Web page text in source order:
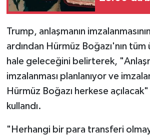
Trump, anlaşmanın
ardından Hürmüz Boğazı'nın tüm
hale geleceğini belirterek,
imzalanması planlanıyor ve
Hürmüz Boğazı herkese
kullandı.
"Herhangi bir para transferi